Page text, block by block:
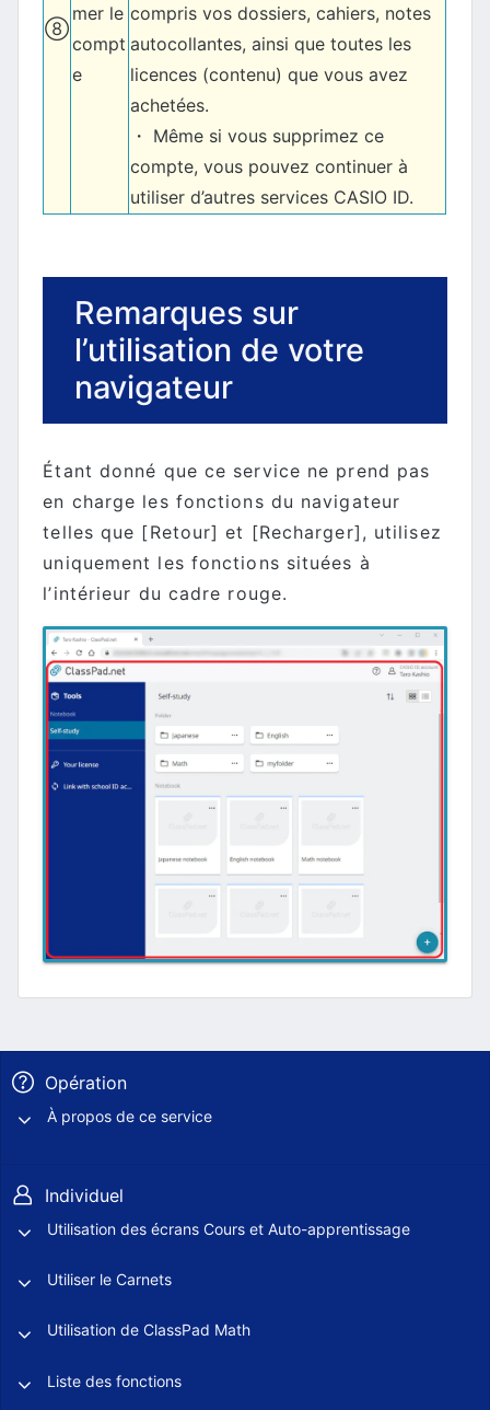
⑧
mer le
compt
e
compris vos dossiers, cahiers, notes
autocollantes, ainsi que toutes les
licences (contenu) que vous avez
achetées.
・ Même si vous supprimez ce
compte, vous pouvez continuer à
utiliser d’autres services CASIO ID.
Remarques sur
l’utilisation de votre
navigateur
Étant donné que ce service ne prend pas
en charge les fonctions du navigateur
telles que [Retour] et [Recharger], utilisez
uniquement les fonctions situées à
l’intérieur du cadre rouge.
Opération
À propos de ce service
Individuel
Utilisation des écrans Cours et Auto-apprentissage
Utiliser le Carnets
Utilisation de ClassPad Math
Liste des fonctions